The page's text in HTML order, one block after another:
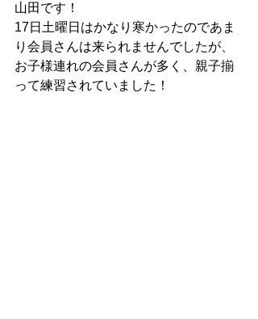
山田です！
17日土曜日はかなり寒かったのであま
り会員さんは来られませんでしたが、
お子様連れの会員さんが多く、親子揃
って練習されていました！